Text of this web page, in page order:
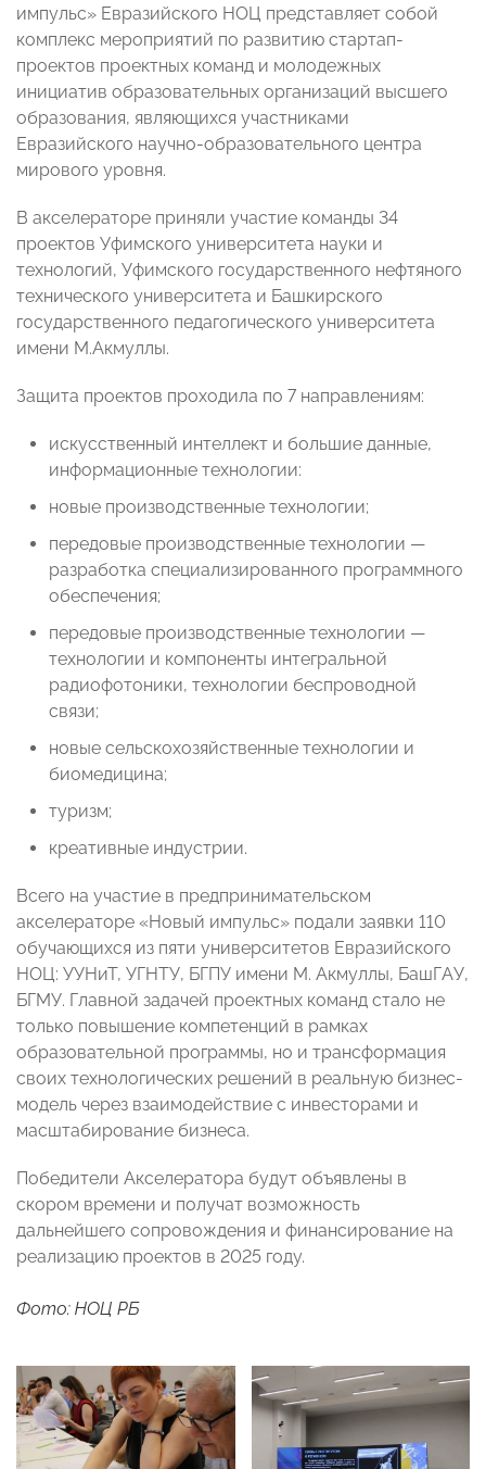
импульс» Евразийского НОЦ представляет собой
комплекс мероприятий по развитию стартап-
проектов проектных команд и молодежных
инициатив образовательных организаций высшего
образования, являющихся участниками
Евразийского научно-образовательного центра
мирового уровня.
В акселераторе приняли участие команды 34
проектов Уфимского университета науки и
технологий, Уфимского государственного нефтяного
технического университета и Башкирского
государственного педагогического университета
имени М.Акмуллы.
Защита проектов проходила по 7 направлениям:
искусственный интеллект и большие данные,
информационные технологии:
новые производственные технологии;
передовые производственные технологии —
разработка специализированного программного
обеспечения;
передовые производственные технологии —
технологии и компоненты интегральной
радиофотоники, технологии беспроводной
связи;
новые сельскохозяйственные технологии и
биомедицина;
туризм;
креативные индустрии.
Всего на участие в предпринимательском
акселераторе «Новый импульс» подали заявки 110
обучающихся из пяти университетов Евразийского
НОЦ: УУНиТ, УГНТУ, БГПУ имени М. Акмуллы, БашГАУ,
БГМУ. Главной задачей проектных команд стало не
только повышение компетенций в рамках
образовательной программы, но и трансформация
своих технологических решений в реальную бизнес-
модель через взаимодействие с инвесторами и
масштабирование бизнеса.
Победители Акселератора будут объявлены в
скором времени и получат возможность
дальнейшего сопровождения и финансирование на
реализацию проектов в 2025 году.
Фото: НОЦ РБ